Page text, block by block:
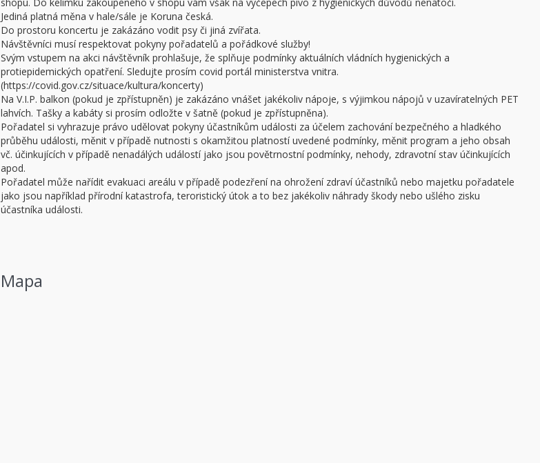
Jediná platná měna v hale/sále je Koruna česká.
Do prostoru koncertu je zakázáno vodit psy či jiná zvířata.
Návštěvníci musí respektovat pokyny pořadatelů a pořádkové služby!
Svým vstupem na akci návštěvník prohlašuje, že splňuje podmínky aktuálních vládních hygienických a
protiepidemických opatření. Sledujte prosím covid portál ministerstva vnitra.
(https://covid.gov.cz/situace/kultura/koncerty)
Na V.I.P. balkon (pokud je zpřístupněn) je zakázáno vnášet jakékoliv nápoje, s výjimkou nápojů v uzavíratelných PET
lahvích. Tašky a kabáty si prosím odložte v šatně (pokud je zpřístupněna).
Pořadatel si vyhrazuje právo udělovat pokyny účastníkům události za účelem zachování bezpečného a hladkého
průběhu události, měnit v případě nutnosti s okamžitou platností uvedené podmínky, měnit program a jeho obsah
vč. účinkujících v případě nenadálých událostí jako jsou povětrnostní podmínky, nehody, zdravotní stav účinkujících
apod.
Pořadatel může nařídit evakuaci areálu v případě podezření na ohrožení zdraví účastníků nebo majetku pořadatele
jako jsou například přírodní katastrofa, teroristický útok a to bez jakékoliv náhrady škody nebo ušlého zisku
účastníka události.
Mapa